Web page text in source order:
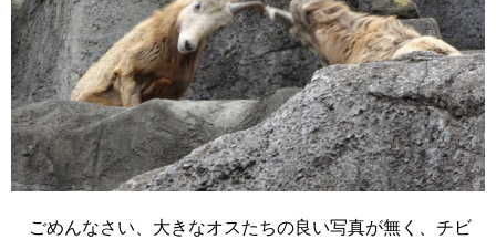
ごめんなさい、大きなオスたちの良い写真が無く、チビ